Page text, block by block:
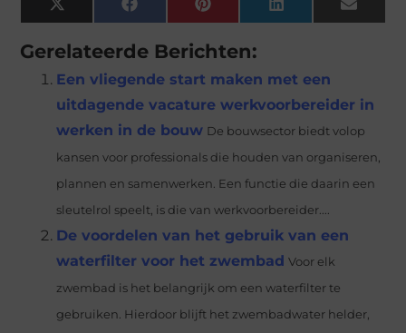
X
(Twitter)
FacebookPinterestLinkedInEmail
Gerelateerde Berichten:
Een vliegende start maken met een
uitdagende vacature werkvoorbereider in
werken in de bouw De bouwsector biedt volop
kansen voor professionals die houden van organiseren,
plannen en samenwerken. Een functie die daarin een
sleutelrol speelt, is die van werkvoorbereider....
De voordelen van het gebruik van een
waterfilter voor het zwembad Voor elk
zwembad is het belangrijk om een waterfilter te
gebruiken. Hierdoor blijft het zwembadwater helder,